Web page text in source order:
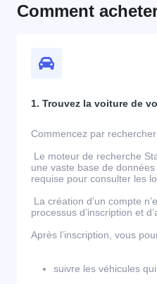
Comment
1. Trouvez la voiture de
Commencez par
Le moteur de recherche
une vaste base de
requise pour consulter les
La création d’un compte
processus d’inscription et
Après l’inscription, vous
suivre les véhicules